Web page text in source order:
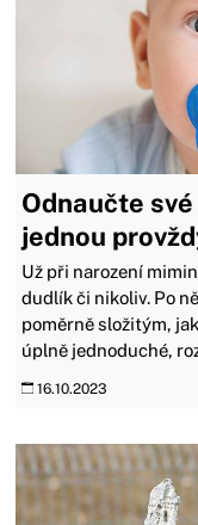
Odnaučte
jednou
Už při narození
dudlík či nikoliv. Po
poměrně složitým,
úplně jednoduché,
16.10.2023